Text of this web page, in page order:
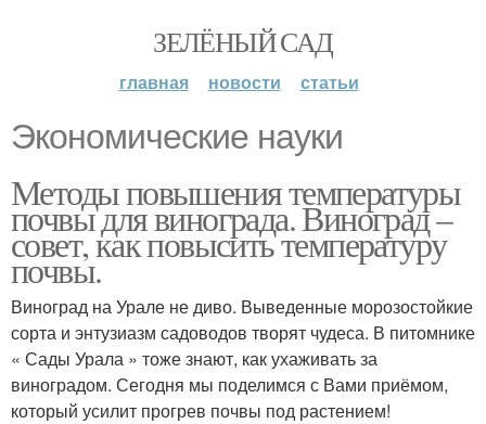
ЗЕЛЁНЫЙ САД
главная новости статьи
Экономические науки
Методы повышения температуры
почвы для винограда. Виноград –
совет, как повысить температуру
почвы.
Виноград на Урале не диво. Выведенные морозостойкие
сорта и энтузиазм садоводов творят чудеса. В питомнике
« Сады Урала » тоже знают, как ухаживать за
виноградом. Сегодня мы поделимся с Вами приёмом,
который усилит прогрев почвы под растением!